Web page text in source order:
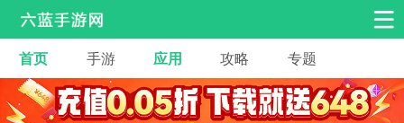
安卓手游 手游工具
热门手游 角色扮演 益智休闲
首页 手游 应用 攻略 专题